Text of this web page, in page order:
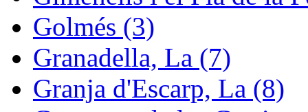
Golmés (3)
Granadella, La (7)
Granja d'Escarp, La (8)